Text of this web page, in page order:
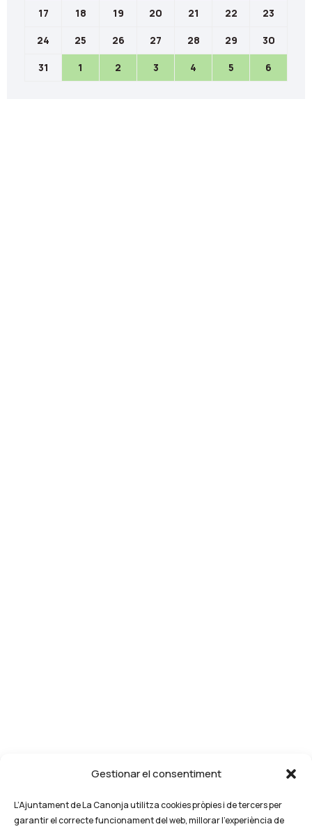
Gestionar el consentiment
L’Ajuntament de La Canonja utilitza cookies pròpies i de tercers per
garantir el correcte funcionament del web, millorar l’experiència de
17 18 19 20 21 22 23
24 25 26 27 28 29 30
31 1 2 3 4 5 6